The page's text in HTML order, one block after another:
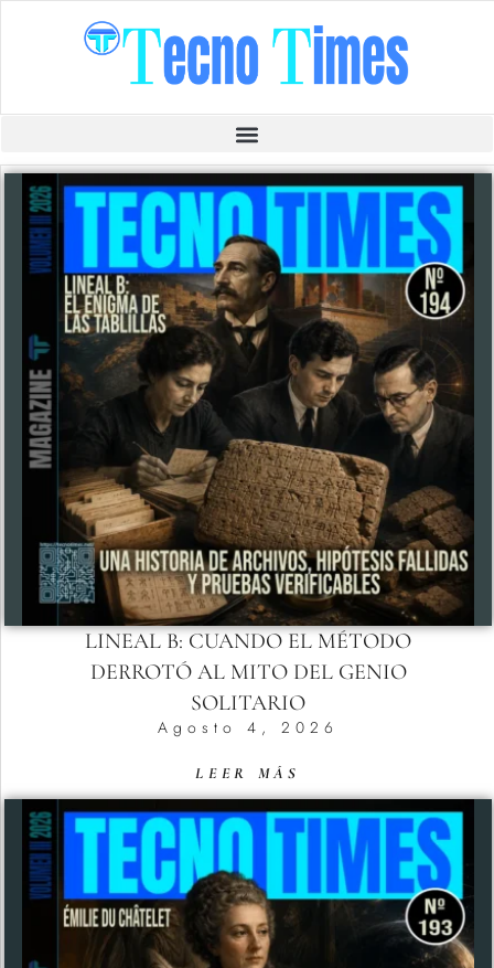
LINEAL B: CUANDO EL MÉTODO
DERROTÓ AL MITO DEL GENIO
SOLITARIO
Agosto 4, 2026
LEER MÁS